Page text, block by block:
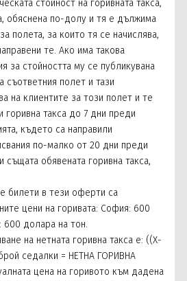
стойност на горивната такса,
обяснена по-долу и тя е дължима
полета, за които тя се начислява,
те. Ако има такова
за стойността му се публикувана
съответния полет и тази
на клиентите за този полет и те
горивна такса до 7 дни преди
където са направили
по-малко от 20 дни преди
същата обявената горивна такса,
билети в тези оферти са
цени на горивата: София: 600
600 долара на тон.
на нетната горивна такса е: ((X-
седалки = НЕТНА ГОРИВНА
цена на горивото към дадена